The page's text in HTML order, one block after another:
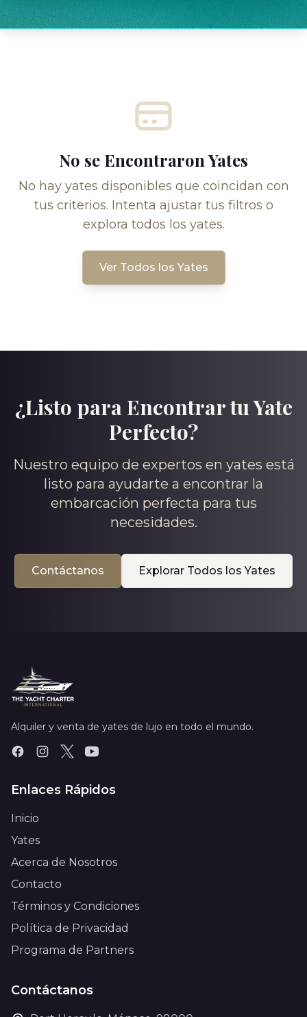
No se Encontraron Yates
No hay yates disponibles que coincidan con
tus criterios. Intenta ajustar tus filtros o
explora todos los yates.
Ver Todos los Yates
¿Listo para Encontrar tu Yate
Perfecto?
Nuestro equipo de expertos en yates está
listo para ayudarte a encontrar la
embarcación perfecta para tus
necesidades.
Contáctanos Explorar Todos los Yates
Alquiler y venta de yates de lujo en todo el mundo.
Enlaces Rápidos
Inicio
Yates
Acerca de Nosotros
Contacto
Términos y Condiciones
Política de Privacidad
Programa de Partners
Contáctanos